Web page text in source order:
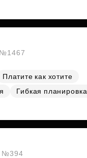
№1467
Платите как хотите
Гибкая планировка
№394